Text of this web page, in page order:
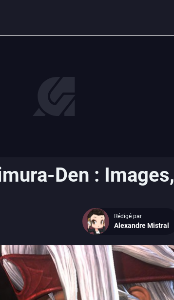
Den : Images,
Rédigé par
Alexandre Mistral